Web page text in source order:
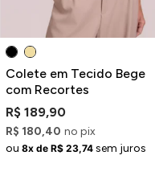
Colete em Tecido Bege
com Recortes
R$ 189,90
R$ 180,40 no pix
ou 8x de R$ 23,74 sem juros